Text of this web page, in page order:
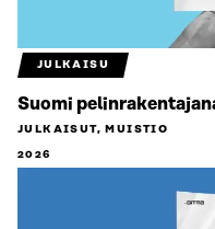
JULKAISU
Suomi
JULKAISUT, MUISTIO
2026